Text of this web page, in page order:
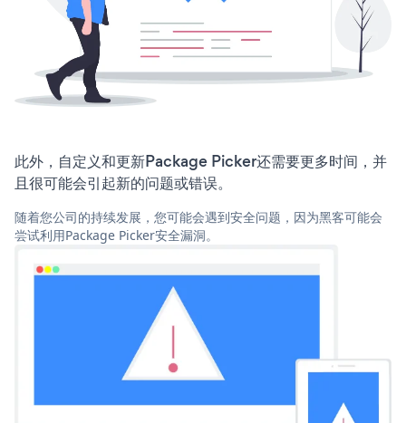
此外，自定义和更新Package Picker还需要更多时间，并
且很可能会引起新的问题或错误。
随着您公司的持续发展，您可能会遇到安全问题，因为黑客可能会
尝试利用Package Picker安全漏洞。